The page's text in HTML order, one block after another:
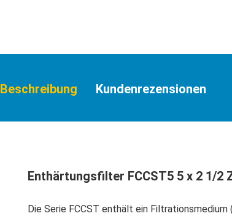
Beschreibung Kundenrezensionen
Enthärtungsfilter FCCST5 5 x 2 1/2
Die Serie FCCST enthält ein